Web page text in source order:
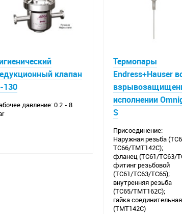
клапан
130
давление: 0.2 - 8
Термопары
Endress+Hauser
исполнении
S
Присоединение:
Наружная резьба
TC66/TMT142C);
фланец (TC61/TC63/
фитинг резьбовой
(TC61/TC63/TC65);
внутренняя резьба
(TC65/TMT162C);
гайка соединительная
(TMT142C)